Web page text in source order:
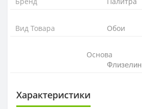
Вид Товара Обои
Основа
Флизелин
Характеристики